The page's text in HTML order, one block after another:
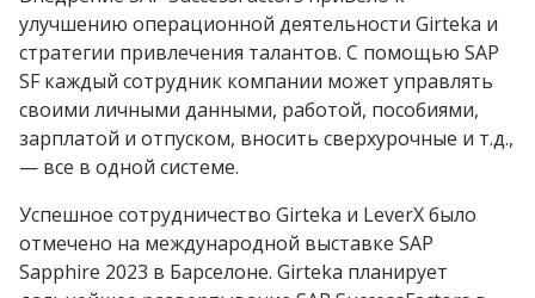
улучшению операционной деятельности Girteka и
стратегии привлечения талантов. С помощью SAP
SF каждый сотрудник компании может управлять
своими личными данными, работой, пособиями,
зарплатой и отпуском, вносить сверхурочные и т.д.,
— все в одной системе.
Успешное сотрудничество Girteka и LeverX было
отмечено на международной выставке SAP
Sapphire 2023 в Барселоне. Girteka планирует